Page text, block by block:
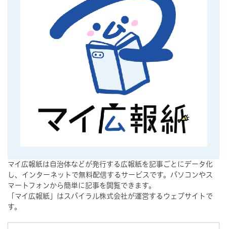
マイ広報紙は自治体などが発行する広報紙を記事ごとにデータ化
し、インターネットで無料配信するサービスです。パソコンやス
マートフォンから簡単に記事を閲覧できます。
「マイ広報紙」はスパイラル株式会社が運営するウェブサイトで
す。